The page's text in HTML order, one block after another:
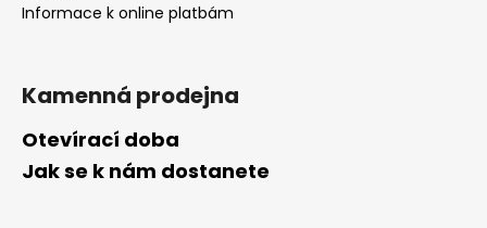
Informace k online platbám
Kamenná prodejna
Otevírací doba
Jak se k nám dostanete